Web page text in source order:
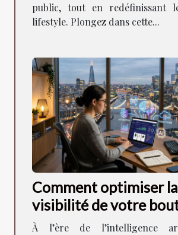
public, tout en redéfinissant
lifestyle. Plongez dans cette...
Comment optimiser la
visibilité de votre
ligne à l'ère de l'IA ?
À l’ère de l’intelligence